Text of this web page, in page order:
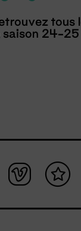
tous
saison 24-25